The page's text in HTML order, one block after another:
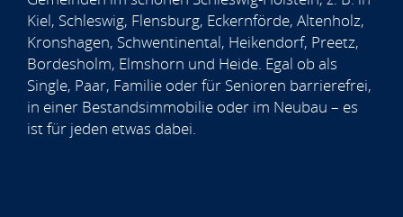
Kiel, Schleswig, Flensburg, Eckernförde, Altenholz,
Kronshagen, Schwentinental, Heikendorf, Preetz,
Bordesholm, Elmshorn und Heide. Egal ob als
Single, Paar, Familie oder für Senioren barrierefrei,
in einer Bestandsimmobilie oder im Neubau – es
ist für jeden etwas dabei.